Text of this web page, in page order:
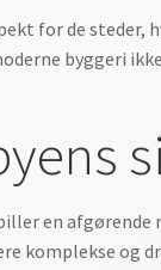
for de steder,
byggeri
en
komplekse og